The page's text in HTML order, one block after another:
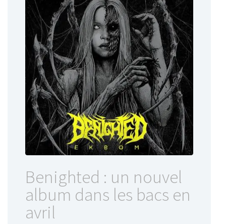
Benighted : un nouvel
album dans les bacs en
avril